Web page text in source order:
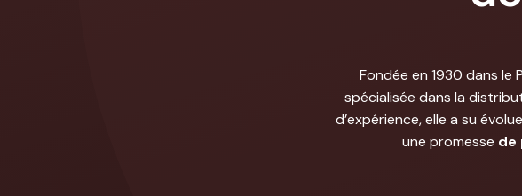
Fondée en 1930 dans le
spécialisée dans la
d’expérience, elle a su
une promesse de